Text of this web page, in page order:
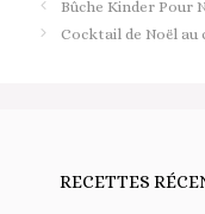
Bûche Kinder Pour
Cocktail de Noël
RECETTES